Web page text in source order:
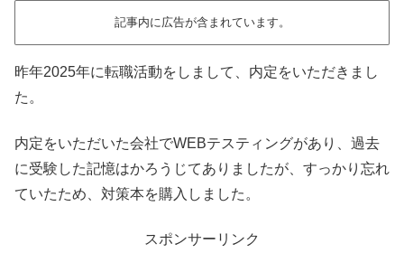
記事内に広告が含まれています。
昨年2025年に転職活動をしまして、内定をいただきまし
た。
内定をいただいた会社でWEBテスティングがあり、過去
に受験した記憶はかろうじてありましたが、すっかり忘れ
ていたため、対策本を購入しました。
スポンサーリンク